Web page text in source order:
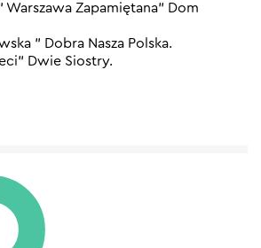
Warszawa Zapamiętana” Dom
” Dobra Nasza Polska.
Dwie Siostry.